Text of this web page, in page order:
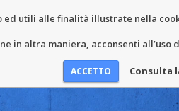
utili alle finalità illustrate nella
in altra maniera, acconsenti all’uso
Consulta